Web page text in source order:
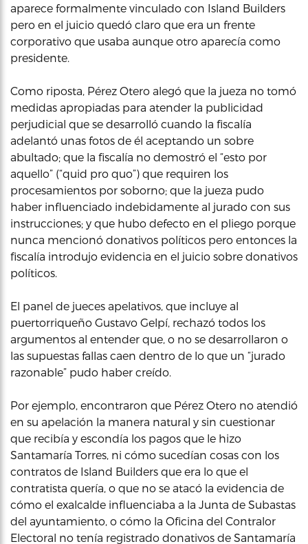
aparece formalmente vinculado con Island Builders
pero en el juicio quedó claro que era un frente
corporativo que usaba aunque otro aparecía como
presidente.
Como riposta, Pérez Otero alegó que la jueza no tomó
medidas apropiadas para atender la publicidad
perjudicial que se desarrolló cuando la fiscalía
adelantó unas fotos de él aceptando un sobre
abultado; que la fiscalía no demostró el “esto por
aquello” (“quid pro quo”) que requiren los
procesamientos por soborno; que la jueza pudo
haber influenciado indebidamente al jurado con sus
instrucciones; y que hubo defecto en el pliego porque
nunca mencionó donativos políticos pero entonces la
fiscalía introdujo evidencia en el juicio sobre donativos
políticos.
El panel de jueces apelativos, que incluye al
puertorriqueño Gustavo Gelpí, rechazó todos los
argumentos al entender que, o no se desarrollaron o
las supuestas fallas caen dentro de lo que un “jurado
razonable” pudo haber creído.
Por ejemplo, encontraron que Pérez Otero no atendió
en su apelación la manera natural y sin cuestionar
que recibía y escondía los pagos que le hizo
Santamaría Torres, ni cómo sucedían cosas con los
contratos de Island Builders que era lo que el
contratista quería, o que no se atacó la evidencia de
cómo el exalcalde influenciaba a la Junta de Subastas
del ayuntamiento, o cómo la Oficina del Contralor
Electoral no tenía registrado donativos de Santamaría